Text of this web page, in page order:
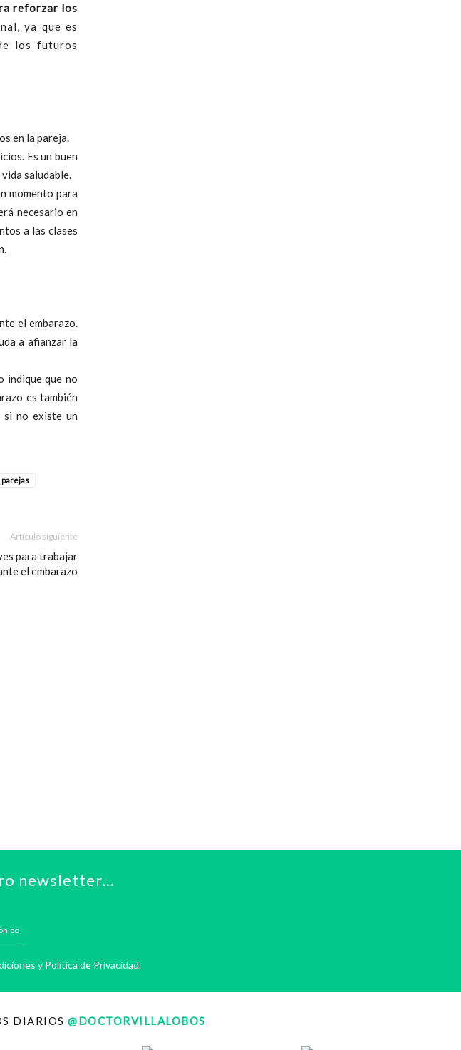
reforzar los
ya que es
los futuros
en la pareja.
Es un buen
saludable.
momento para
necesario en
a las clases
el embarazo.
a afianzar la
indique que no
es también
si no existe un
parejas
Artículo siguiente
para trabajar
el embarazo
newsletter...
y Política de Privacidad.
DIARIOS @DOCTORVILLALOBOS